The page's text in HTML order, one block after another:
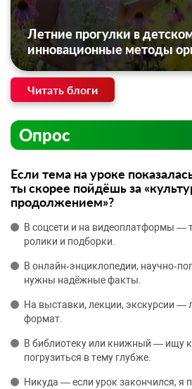
Летние прогулки в
инновационные методы
Читать блоги
Опрос
Если тема на уроке
ты скорее пойдёшь за
продолжением»?
В соцсети и на видеоплатформы —
ролики и подборки.
В онлайн‑энциклопедии,
нужны надёжные факты.
На выставки, лекции, экскурсии
формат.
В библиотеку или книжный — ищу
погрузиться в тему глубже.
Никуда — если урок закончился, я